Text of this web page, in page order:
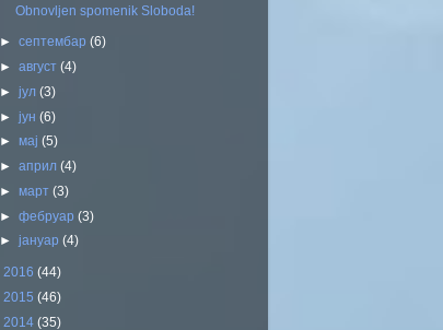
Obnovljen spomenik Sloboda!
►септембар(6)
►август(4)
►јул(3)
►јун(6)
► мај(5)
►април(4)
► март(3)
►фебруар(3)
►јануар(4)
2016 (44)
2015 (46)
2014 (35)